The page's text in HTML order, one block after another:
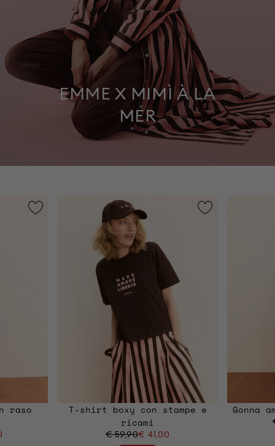
EMME X MIMÌ À LA
MER
raso
T-shirt boxy con stampe e
ricami
€ 59,90€ 41,00
Gonna